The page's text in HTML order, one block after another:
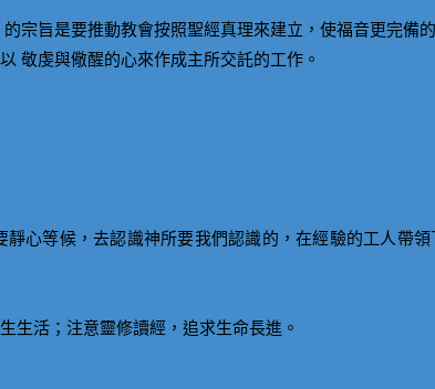
宗旨是要推動教會按照聖經真理來建立，使福音更完備的
敬虔與儆醒的心來作成主所交託的工作。
心等候，去認識神所要我們認識的，在經驗的工人帶領
生活；注意靈修讀經，追求生命長進。